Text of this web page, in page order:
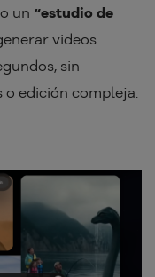
un “estudio de
videos
sin
o edición compleja.